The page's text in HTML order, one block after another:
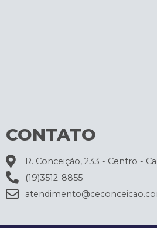
CONTATO
R. Conceição, 233 - Centro -
(19)3512-8855